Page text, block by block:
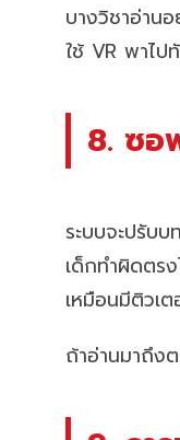
บางวิชาอ่าน
ใช้ VR พาไป
8. ซอ
ระบบจะปรับ
เด็กทำผิดตร
เหมือนมีติวเ
ถ้าอ่านมาถึง